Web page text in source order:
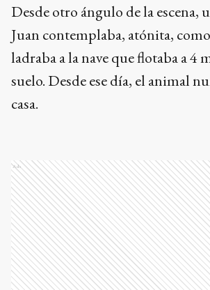
Desde otro ángulo de la escena,
Juan contemplaba, atónita,
ladraba a la nave que flotaba a 4
suelo. Desde ese día, el animal
casa.
Ads